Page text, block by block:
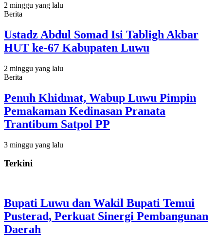
2 minggu yang lalu
Berita
Ustadz Abdul Somad Isi Tabligh Akbar
HUT ke-67 Kabupaten Luwu
2 minggu yang lalu
Berita
Penuh Khidmat, Wabup Luwu Pimpin
Pemakaman Kedinasan Pranata
Trantibum Satpol PP
3 minggu yang lalu
Terkini
Bupati Luwu dan Wakil Bupati Temui
Pusterad, Perkuat Sinergi Pembangunan
Daerah